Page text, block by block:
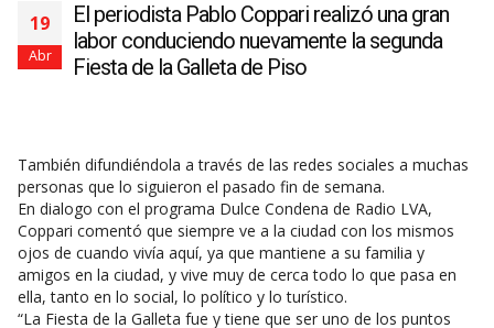
19
Abr
El periodista Pablo Coppari realizó una gran
labor conduciendo nuevamente la segunda
Fiesta de la Galleta de Piso
También difundiéndola a través de las redes sociales a muchas
personas que lo siguieron el pasado fin de semana.
En dialogo con el programa Dulce Condena de Radio LVA,
Coppari comentó que siempre ve a la ciudad con los mismos
ojos de cuando vivía aquí, ya que mantiene a su familia y
amigos en la ciudad, y vive muy de cerca todo lo que pasa en
ella, tanto en lo social, lo político y lo turístico.
“La Fiesta de la Galleta fue y tiene que ser uno de los puntos